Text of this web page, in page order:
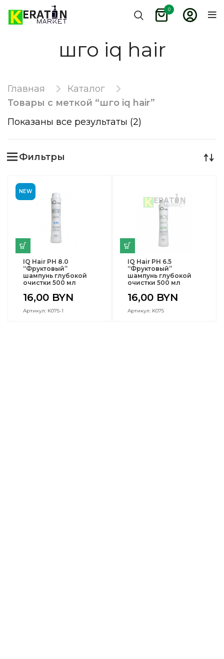
0
шго iq hair
Главная
Каталог
Товары с меткой “шго iq hair”
Показаны все результаты (2)
Фильтры
NEW
IQ Hair PH 8.0
“Фруктовый”
шампунь глубокой
очистки 500 мл
16,00 BYN
Артикул: K075-1
IQ Hair PH 6.5
“Фруктовый”
шампунь глубокой
очистки 500 мл
16,00 BYN
Артикул: K075